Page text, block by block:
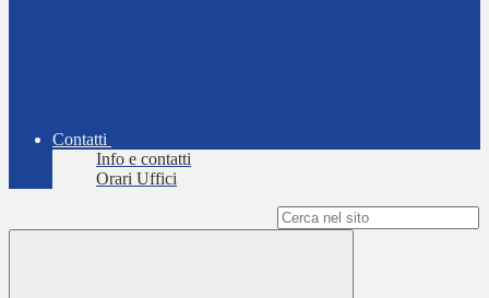
Contatti
Info e contatti
Orari Uffici